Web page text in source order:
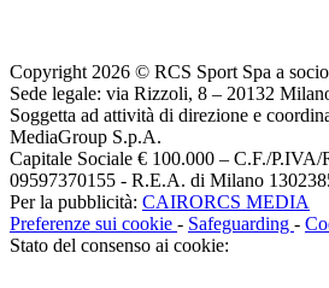
Copyright 2026 © RCS Sport Spa a
Sede legale: via Rizzoli, 8 – 20132
Soggetta ad attività di direzione e
MediaGroup S.p.A.
Capitale Sociale € 100.000 – C.F./
09597370155 - R.E.A. di Milano
Per la pubblicità: CAIRORCS MEDIA
Preferenze sui cookie - Safeguarding -
Stato del consenso ai cookie: